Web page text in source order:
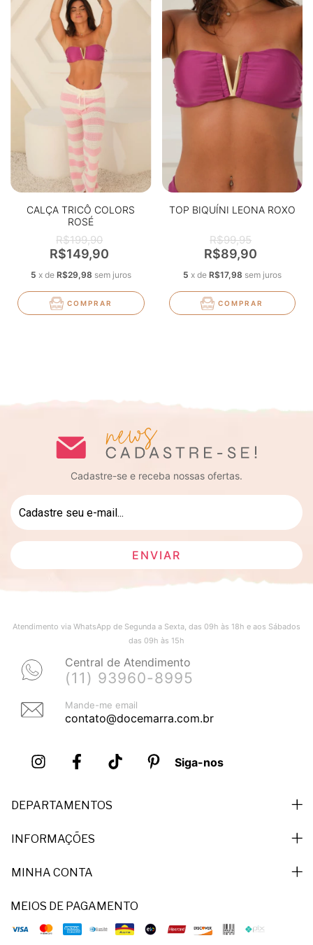
CALÇA TRICÔ COLORS
ROSÉ
R$199,90
R$149,90
5 x de R$29,98 sem juros
COMPRAR
TOP BIQUÍNI LEONA ROXO
R$99,95
R$89,90
5 x de R$17,98 sem juros
COMPRAR
Cadastre-se e receba nossas ofertas.
Atendimento via WhatsApp de Segunda a Sexta, das 09h às 18h e aos Sábados
das 09h às 15h
Central de Atendimento
(11) 93960-8995
Mande-me email
contato@docemarra.com.br
Siga-nos
DEPARTAMENTOS
INFORMAÇÕES
MINHA CONTA
MEIOS DE PAGAMENTO